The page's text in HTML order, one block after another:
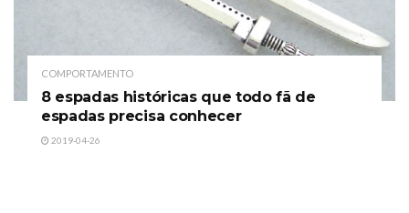
COMPORTAMENTO
8 espadas históricas que todo fã de
espadas precisa conhecer
2019-04-26